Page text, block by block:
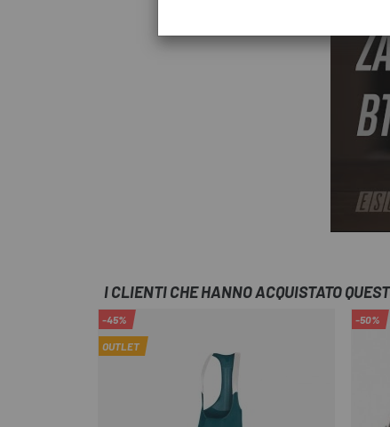
I CLIENTI CHE HANNO ACQUISTATO
-45%
OUTLET
-50%